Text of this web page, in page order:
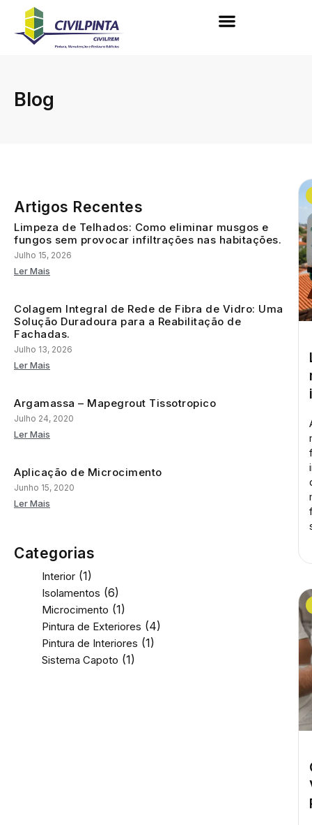
Blog
Artigos Recentes
Limpeza de Telhados: Como eliminar musgos e
fungos sem provocar infiltrações nas habitações.
Julho 15, 2026
Ler Mais
Colagem Integral de Rede de Fibra de Vidro: Uma
Solução Duradoura para a Reabilitação de
Fachadas.
Julho 13, 2026
Ler Mais
Argamassa – Mapegrout Tissotropico
Julho 24, 2020
Ler Mais
Aplicação de Microcimento
Junho 15, 2020
Ler Mais
Categorias
Interior (1)
Isolamentos (6)
Microcimento (1)
Pintura de Exteriores (4)
Pintura de Interiores (1)
Sistema Capoto (1)